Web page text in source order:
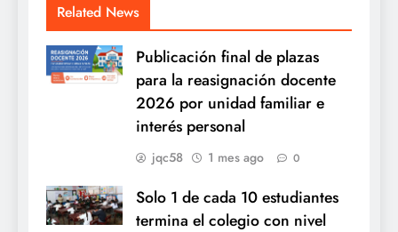
Related News
Publicación final de plazas
para la reasignación docente
2026 por unidad familiar e
interés personal
jqc58 1 mes ago 0
Solo 1 de cada 10 estudiantes
termina el colegio con nivel